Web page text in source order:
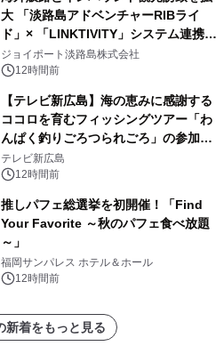
大 「淡路島アドベンチャーRIBライ
ド」× 「LINKTIVITY」システム連携を
開始！
ジョイポート淡路島株式会社
12時間前
【テレビ新広島】海の恵みに感謝する
ココロを育むフィッシングツアー「わ
んぱく釣りごろつられごろ」の参加小
学生を募集
テレビ新広島
12時間前
推しパフェ総選挙を初開催！「Find
Your Favorite ～秋のパフェ食べ放題
～」
福岡サンパレス ホテル＆ホール
12時間前
新着をもっと見る